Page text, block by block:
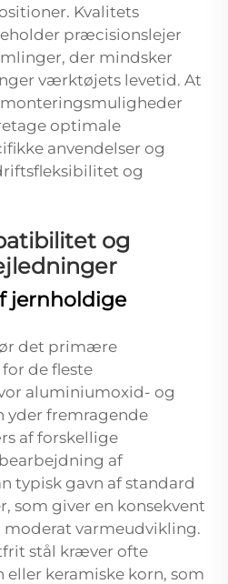
Kvalitets
præcisionslejer
der mindsker
værktøjets levetid. At
optimale
anvendelser og
og
og
jernholdige
det primære
de fleste
aluminiumoxid- og
yder fremragende
af forskellige
af
typisk gavn af standard
som giver en konsekvent
varmeudvikling.
stål kræver ofte
keramiske korn, som